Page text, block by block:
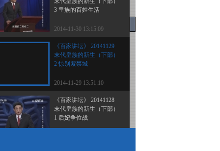
3 皇族的百姓生活
2014-11-30 13:15:09
《百家讲坛》 20141129
末代皇族的新生（下部）
2 惊别紫禁城
2014-11-29 13:51:10
《百家讲坛》 20141128
末代皇族的新生（下部）
1 后妃争位战